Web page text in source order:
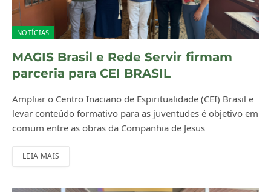
NOTÍCIAS
MAGIS Brasil e Rede Servir firmam
parceria para CEI BRASIL
Ampliar o Centro Inaciano de Espiritualidade (CEI) Brasil e
levar conteúdo formativo para as juventudes é objetivo em
comum entre as obras da Companhia de Jesus
LEIA MAIS